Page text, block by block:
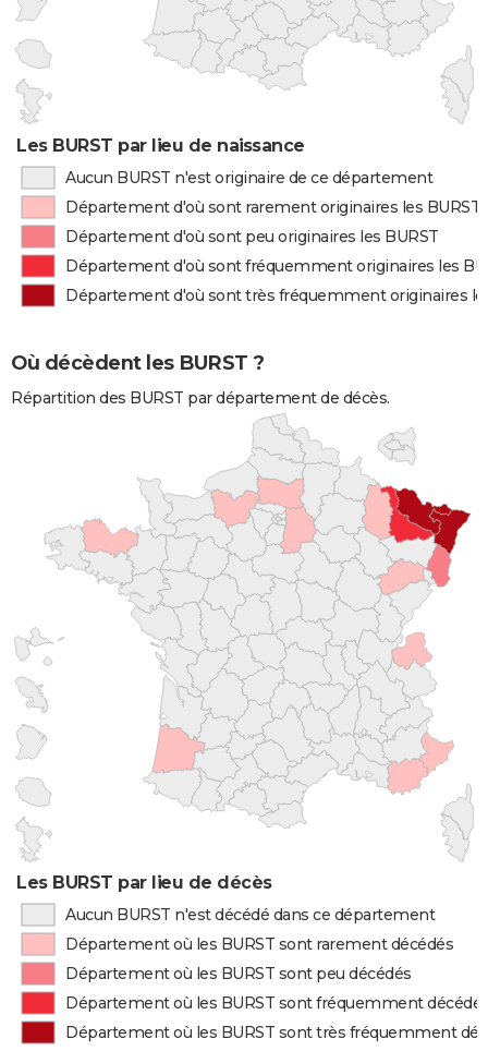
Les BURST par lieu de naissance
Aucun BURST n'est originaire de ce département
Département d'où sont rarement originaires les BURST
Département d'où sont peu originaires les BURST
Département d'où sont fréquemment originaires les
Département d'où sont très fréquemment originaires
Où décèdent les BURST ?
Répartition des BURST par département de décès.
Les BURST par lieu de décès
Aucun BURST n'est décédé dans ce département
Département où les BURST sont rarement décédés
Département où les BURST sont peu décédés
Département où les BURST sont fréquemment
Département où les BURST sont très fréquemment